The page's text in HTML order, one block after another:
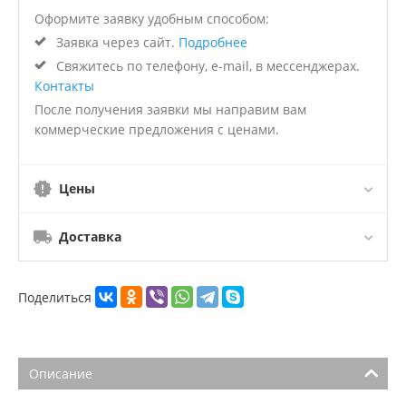
Оформите заявку удобным способом:
Заявка через сайт. Подробнее
Свяжитесь по телефону, e-mail, в мессенджерах.
Контакты
После получения заявки мы направим вам
коммерческие предложения с ценами.
Цены
Доставка
Поделиться
Описание